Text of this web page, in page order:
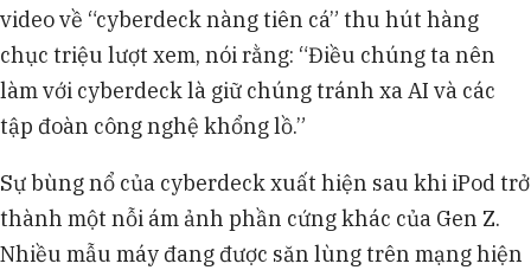
video về “cyberdeck nàng tiên cá” thu hút hàng
chục triệu lượt xem, nói rằng: “Điều chúng ta nên
làm với cyberdeck là giữ chúng tránh xa AI và các
tập đoàn công nghệ khổng lồ.”
Sự bùng nổ của cyberdeck xuất hiện sau khi iPod trở
thành một nỗi ám ảnh phần cứng khác của Gen Z.
Nhiều mẫu máy đang được săn lùng trên mạng hiện